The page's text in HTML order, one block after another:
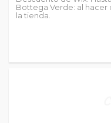
Bottega Verde: al hacer
la tienda.